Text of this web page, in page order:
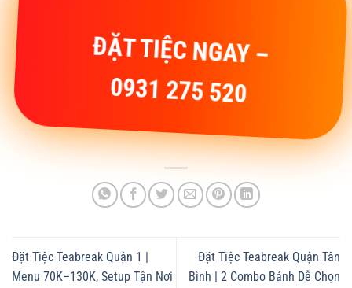
ĐẶT TIỆC NGAY –
0931 275 520
Đặt Tiệc Teabreak Quận 1 |
Menu 70K–130K, Setup Tận Nơi
Đặt Tiệc Teabreak Quận Tân
Bình | 2 Combo Bánh Dễ Chọn